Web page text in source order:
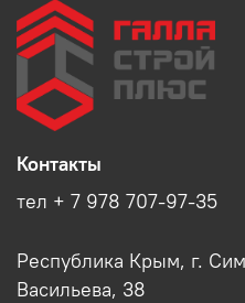
Контакты
тел + 7 978 707-97-35
Республика Крым, г.
Васильева, 38